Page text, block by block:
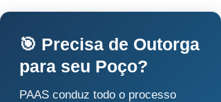
🎯 Precisa de Outorga
para seu Poço?
PAAS conduz todo o processo